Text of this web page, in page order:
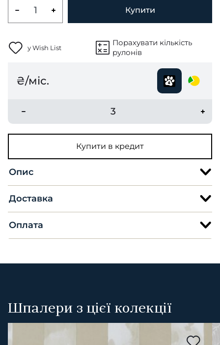
Купити
у Wish List
Порахувати кількість
рулонів
₴/міс.
3
Купити в кредит
Опис
Доставка
Оплата
Шпалери з цієї колекції